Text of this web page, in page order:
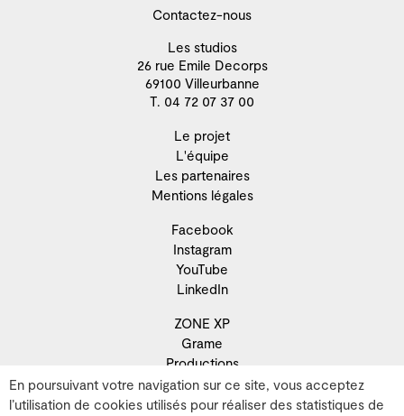
En poursuivant votre navigation sur ce site, vous acceptez
l’utilisation de cookies utilisés pour réaliser des statistiques de
Contactez-nous
Les studios
26 rue Emile Decorps
69100 Villeurbanne
T. 04 72 07 37 00
Le projet
L'équipe
Les partenaires
Mentions légales
Facebook
Instagram
YouTube
LinkedIn
ZONE XP
Grame
Productions
Résidence
Recherche